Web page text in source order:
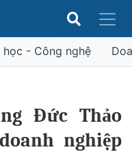
học - Công nghệ
Đức Thảo
nghiệp